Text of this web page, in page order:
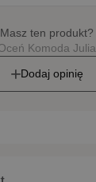
Masz ten produkt?
Komoda Julia
Dodaj opinię